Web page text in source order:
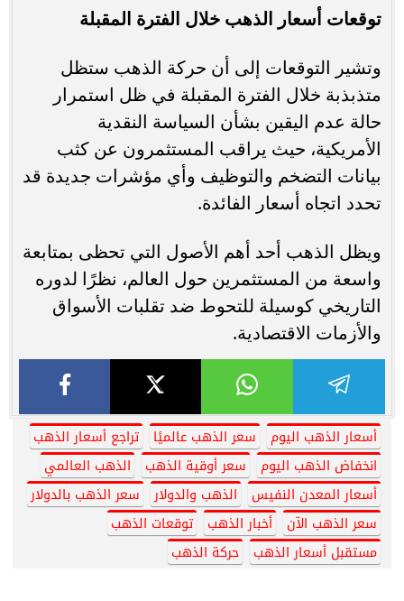
توقعات أسعار الذهب خلال الفترة المقبلة
وتشير التوقعات إلى أن حركة الذهب ستظل
متذبذبة خلال الفترة المقبلة في ظل استمرار
حالة عدم اليقين بشأن السياسة النقدية
الأمريكية، حيث يراقب المستثمرون عن كثب
بيانات التضخم والتوظيف وأي مؤشرات جديدة قد
تحدد اتجاه أسعار الفائدة.
ويظل الذهب أحد أهم الأصول التي تحظى بمتابعة
واسعة من المستثمرين حول العالم، نظرًا لدوره
التاريخي كوسيلة للتحوط ضد تقلبات الأسواق
والأزمات الاقتصادية.
أسعار الذهب اليوم سعر الذهب عالميًا
تراجع أسعار الذهب
انخفاض الذهب اليوم
سعر أوقية الذهب
الذهب العالمي
أسعار المعدن النفيس
الذهب والدولار
سعر الذهب بالدولار
سعر الذهب الآن
أخبار الذهب
توقعات الذهب
مستقبل أسعار الذهب
حركة الذهب